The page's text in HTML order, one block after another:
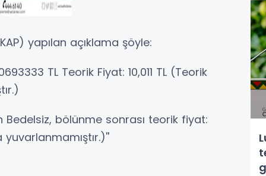
yapılan açıklama şöyle:
TL Teorik Fiyat: 10,011 TL (Teorik
Bedelsiz, bölünme sonrası teorik fiyat: